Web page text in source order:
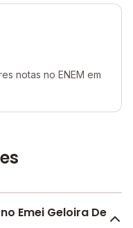
notas no ENEM em
Emei Geloira De